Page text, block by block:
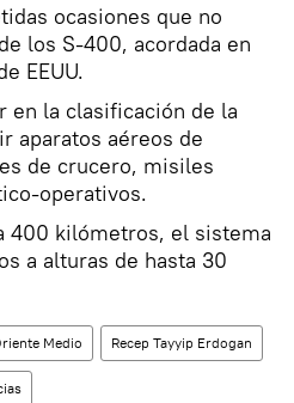
ocasiones que no
los S-400, acordada en
EEUU.
en la clasificación de la
aparatos aéreos de
de crucero, misiles
operativos.
400 kilómetros, el sistema
a alturas de hasta 30
Medio Recep Tayyip Erdogan